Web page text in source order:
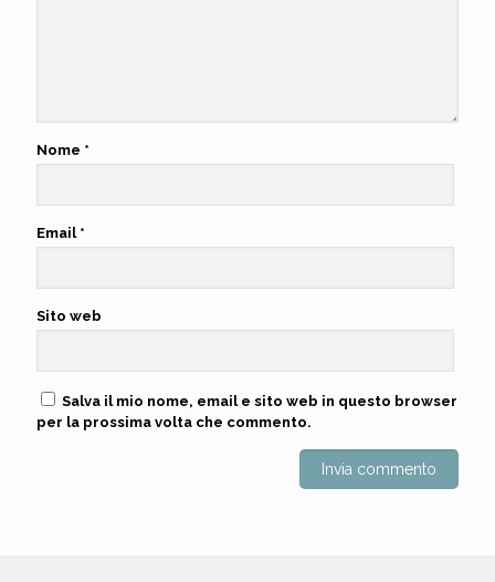
Nome *
Email *
Sito web
Salva il mio nome, email e sito web in questo browser
per la prossima volta che commento.